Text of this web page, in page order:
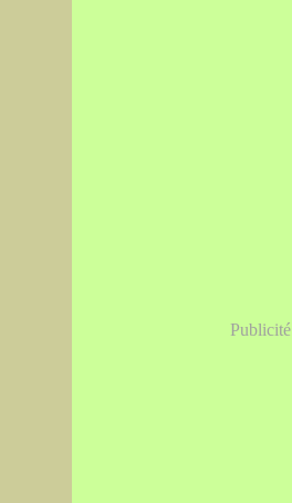
Publicité